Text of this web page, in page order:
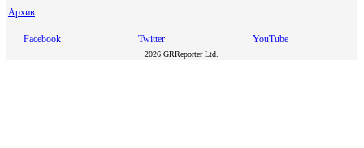
Архив
Facebook Twitter YouTube
2026 GRReporter Ltd.